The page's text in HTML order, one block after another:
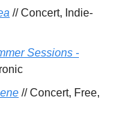
// Concert, Indie-
Sessions -
// Concert, Free,